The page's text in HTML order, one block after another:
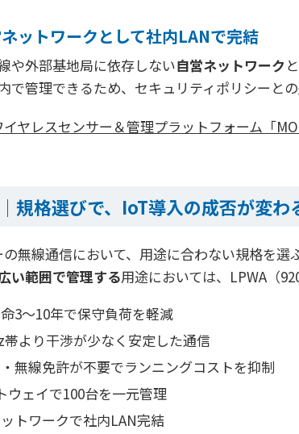
ットワークとして社内LANで完結
や外部基地局に依存しない自営ネットワーク
で管理できるため、セキュリティポリシーと
イヤレスセンサー＆管理プラットフォーム「
規格選びで、IoT導入の成否が変わ
無線通信において、用途に合わない規格を
い範囲で管理する用途においては、LPWA（
3〜10年で保守負荷を軽減
帯より干渉が少なく安定した通信
無線免許が不要でランニングコストを抑制
ウェイで100台を一元管理
トワークで社内LAN完結